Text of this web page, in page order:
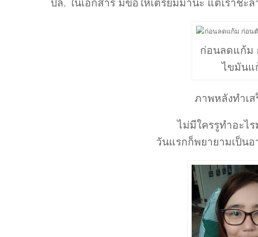
ปล. ในเอกสาร มีข้อให้เตรียมมานะ แต่เราชะ
ก่อนลดแก้ม
ไขมันแ
ภาพหลังทำเ
ไม่มีใครรูทำอะไ
วันแรกก็พยายามเป็น